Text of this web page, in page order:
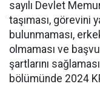
sayılı Devlet
taşıması, görevini
bulunmaması,
olmaması ve
şartlarını
bölümünde 2024